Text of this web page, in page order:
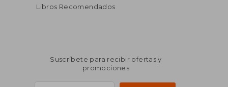
Libros Recomendados
Suscríbete para recibir ofertas y
promociones